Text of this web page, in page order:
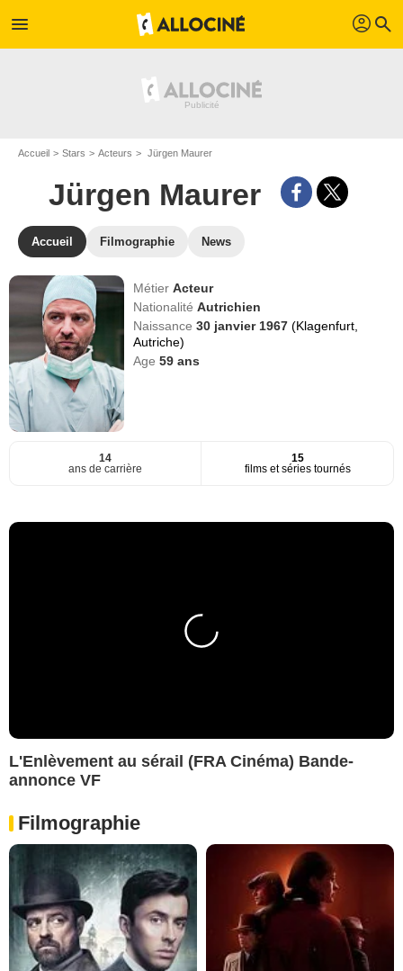
menu profil search
Accueil Stars Acteurs Jürgen Maurer
Jürgen Maurer
Accueil Filmographie News
MétierActeur
NationalitéAutrichien
Naissance30 janvier 1967(Klagenfurt,
Autriche)
Age59 ans
14
ans de carrière
15
films et séries tournés
L'Enlèvement au sérail (FRA Cinéma) Bande-
annonce VF
Filmographie